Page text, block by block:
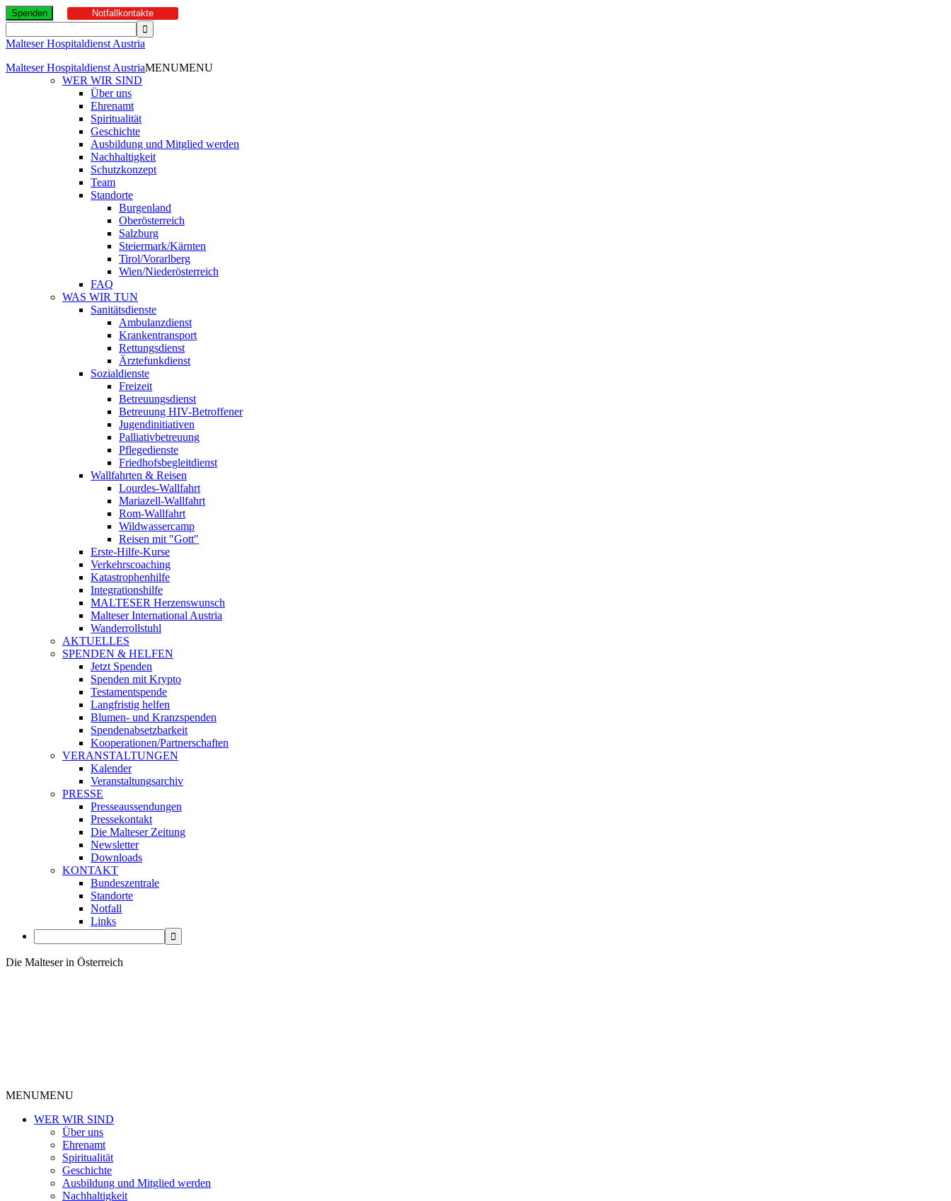
Spenden Notfallkontakte
Malteser Hospitaldienst Austria
Malteser Hospitaldienst AustriaMENUMENU
WER WIR SIND
Über uns
Ehrenamt
Spiritualität
Geschichte
Ausbildung und Mitglied werden
Nachhaltigkeit
Schutzkonzept
Team
Standorte
Burgenland
Oberösterreich
Salzburg
Steiermark/Kärnten
Tirol/Vorarlberg
Wien/Niederösterreich
FAQ
WAS WIR TUN
Sanitätsdienste
Ambulanzdienst
Krankentransport
Rettungsdienst
Ärztefunkdienst
Sozialdienste
Freizeit
Betreuungsdienst
Betreuung HIV-Betroffener
Jugendinitiativen
Palliativbetreuung
Pflegedienste
Friedhofsbegleitdienst
Wallfahrten & Reisen
Lourdes-Wallfahrt
Mariazell-Wallfahrt
Rom-Wallfahrt
Wildwassercamp
Reisen mit "Gott"
Erste-Hilfe-Kurse
Verkehrscoaching
Katastrophenhilfe
Integrationshilfe
MALTESER Herzenswunsch
Malteser International Austria
Wanderrollstuhl
AKTUELLES
SPENDEN & HELFEN
Jetzt Spenden
Spenden mit Krypto
Testamentspende
Langfristig helfen
Blumen- und Kranzspenden
Spendenabsetzbarkeit
Kooperationen/Partnerschaften
VERANSTALTUNGEN
Kalender
Veranstaltungsarchiv
PRESSE
Presseaussendungen
Pressekontakt
Die Malteser Zeitung
Newsletter
Downloads
KONTAKT
Bundeszentrale
Standorte
Notfall
Links
Die Malteser in Österreich
MENUMENU
WER WIR SIND
Über uns
Ehrenamt
Spiritualität
Geschichte
Ausbildung und Mitglied werden
Nachhaltigkeit